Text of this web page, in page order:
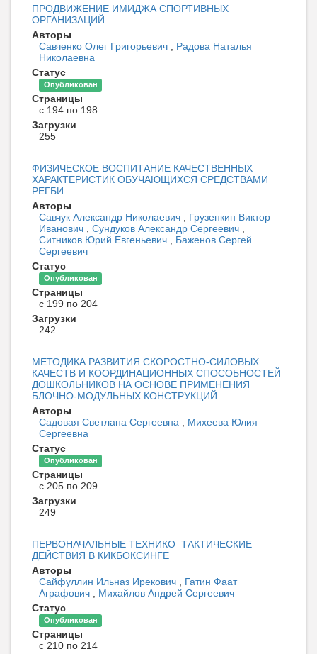
ПРОДВИЖЕНИЕ ИМИДЖА СПОРТИВНЫХ
ОРГАНИЗАЦИЙ
Авторы
Савченко Олег Григорьевич , Радова Наталья
Николаевна
Статус
Опубликован
Страницы
с 194 по 198
Загрузки
255
ФИЗИЧЕСКОЕ ВОСПИТАНИЕ КАЧЕСТВЕННЫХ
ХАРАКТЕРИСТИК ОБУЧАЮЩИХСЯ СРЕДСТВАМИ
РЕГБИ
Авторы
Савчук Александр Николаевич , Грузенкин Виктор
Иванович , Сундуков Александр Сергеевич ,
Ситников Юрий Евгеньевич , Баженов Сергей
Сергеевич
Статус
Опубликован
Страницы
с 199 по 204
Загрузки
242
МЕТОДИКА РАЗВИТИЯ СКОРОСТНО-СИЛОВЫХ
КАЧЕСТВ И КООРДИНАЦИОННЫХ СПОСОБНОСТЕЙ
ДОШКОЛЬНИКОВ НА ОСНОВЕ ПРИМЕНЕНИЯ
БЛОЧНО-МОДУЛЬНЫХ КОНСТРУКЦИЙ
Авторы
Садовая Светлана Сергеевна , Михеева Юлия
Сергеевна
Статус
Опубликован
Страницы
с 205 по 209
Загрузки
249
ПЕРВОНАЧАЛЬНЫЕ ТЕХНИКО–ТАКТИЧЕСКИЕ
ДЕЙСТВИЯ В КИКБОКСИНГЕ
Авторы
Сайфуллин Ильназ Ирекович , Гатин Фаат
Аграфович , Михайлов Андрей Сергеевич
Статус
Опубликован
Страницы
с 210 по 214